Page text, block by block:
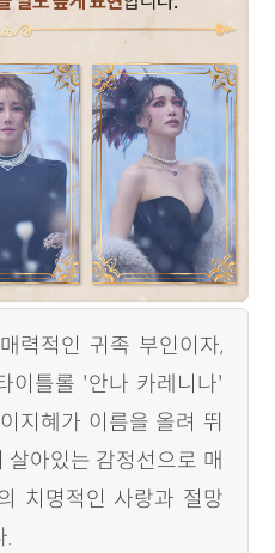
력적인 귀족 부인이자,
이틀롤 '안나 카레니나'
지혜가 이름을 올려 뛰
아있는 감정선으로 매
치명적인 사랑과 절망
.